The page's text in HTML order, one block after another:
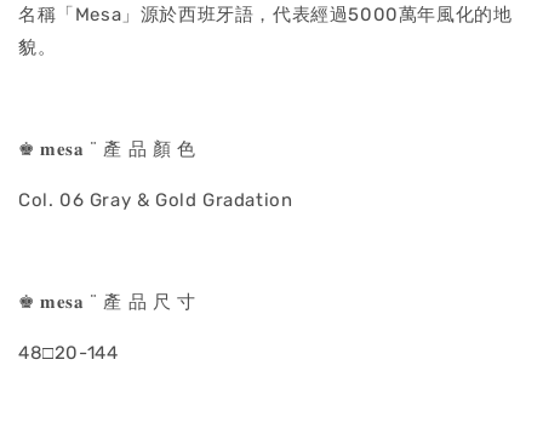
名稱「Mesa」源於西班牙語，代表經過5000萬年風化的地
貌。
♚ 𝐦𝐞𝐬𝐚 ¨ 產 品 顏 色
Col. 06 Gray & Gold Gradation
♚ 𝐦𝐞𝐬𝐚 ¨ 產 品 尺 寸
48□20-144